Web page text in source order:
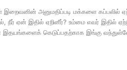
அனுமதிப்படி மக்களை கப்பலில்
நீர் ஏன் இதில் ஏறினீர்? உம்மை எவர் இதில்
கெடுப்பதற்காக இங்கு